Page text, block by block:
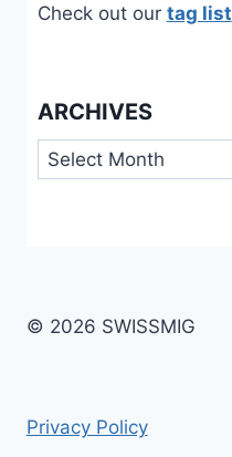
Check out our tag list
ARCHIVES
Archives
© 2026 SWISSMIG
Privacy Policy